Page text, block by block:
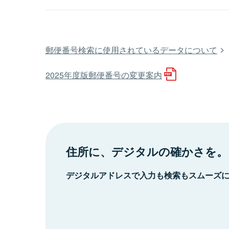
郵便番号検索に使用されているデータについて
2025年度版郵便番号の変更案内
住所に、デジタルの確かさを。
デジタルアドレスで入力も検索もスムーズ